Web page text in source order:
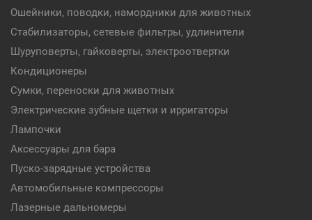
Ошейники, поводки, намордники для животных
Стабилизаторы, сетевые фильтры, удлинители
Шуруповерты, гайковерты, электроотвертки
Кондиционеры
Сумки, переноски для животных
Электрические зубные щетки и ирригаторы
Лампочки
Аксессуары для бара
Пуско-зарядные устройства
Автомобильные компрессоры
Лазерные дальномеры